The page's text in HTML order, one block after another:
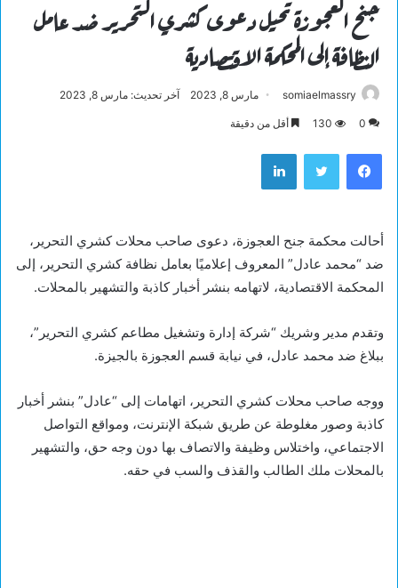
جنح العجوزة تحيل دعوى كشري التحرير ضد عامل
النظافة إلى المحكمة الاقتصادية
somiaelmassry مارس 8, 2023 آخر تحديث: مارس 8, 2023
0
130 أقل من دقيقة
فيسبوك تويتر لينكدإن
أحالت محكمة جنح العجوزة، دعوى صاحب محلات كشري التحرير،
ضد “محمد عادل” المعروف إعلاميًا بعامل نظافة كشري التحرير، إلى
المحكمة الاقتصادية، لاتهامه بنشر أخبار كاذبة والتشهير بالمحلات.
وتقدم مدير وشريك “شركة إدارة وتشغيل مطاعم كشري التحرير”،
ببلاغ ضد محمد عادل، في نيابة قسم العجوزة بالجيزة.
ووجه صاحب محلات كشري التحرير، اتهامات إلى “عادل” بنشر أخبار
كاذبة وصور مغلوطة عن طريق شبكة الإنترنت، ومواقع التواصل
الاجتماعي، واختلاس وظيفة والاتصاف بها دون وجه حق، والتشهير
بالمحلات ملك الطالب والقذف والسب في حقه.